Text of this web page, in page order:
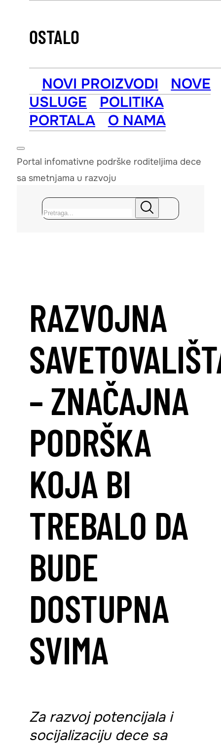
OSTALO
NOVI PROIZVODI
NOVE
USLUGE
POLITIKA
PORTALA
O NAMA
Portal infomativne podrške roditeljima dece
sa smetnjama u razvoju
Pretraga
RAZVOJNA
– ZNAČAJNA
PODRŠKA
KOJA BI
TREBALO DA
BUDE
DOSTUPNA
SVIMA
Za razvoj potencijala i
socijalizaciju dece sa